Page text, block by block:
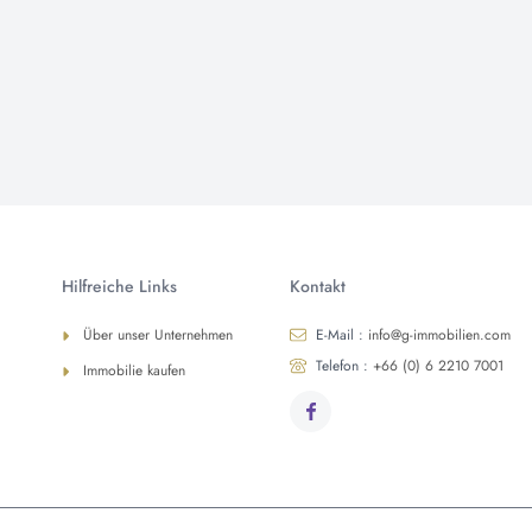
Hilfreiche Links
Über unser Unternehmen
Immobilie kaufen
Kontakt
E-Mail : info@g-immobilien.com
Telefon : +66 (0) 6 2210 7001